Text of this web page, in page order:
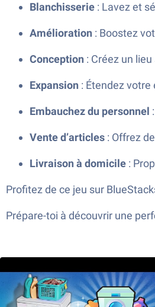
Blanchisserie : Lavez et
Amélioration : Boostez
Conception : Créez un
Expansion : Étendez
Embauchez du personnel
Vente d’articles : Offrez
Livraison à domicile :
Profitez de ce jeu sur
Prépare-toi à découvrir une